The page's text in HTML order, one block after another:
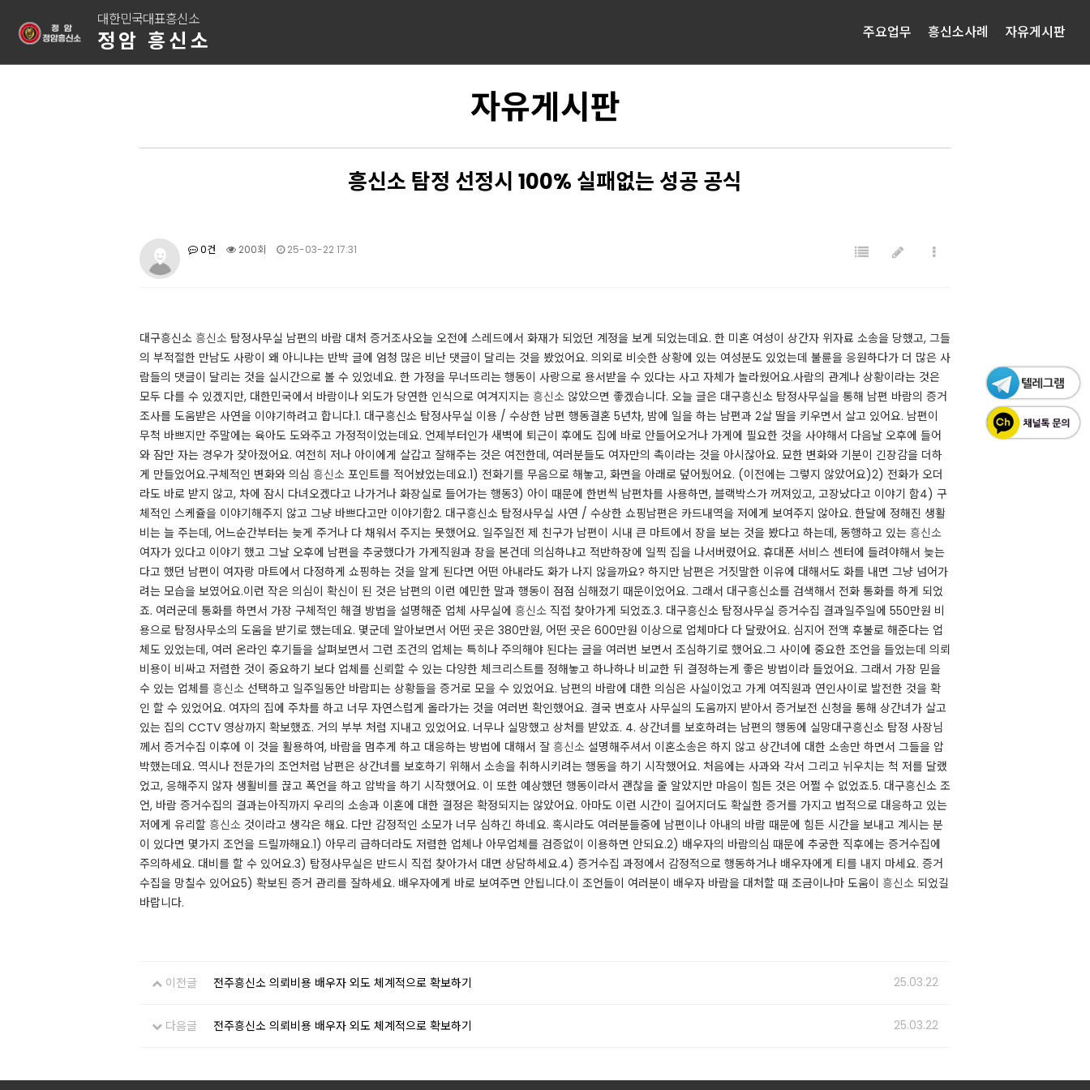
대한민국대표흥신소
정암 흥신소 주요업무 흥신소사례 자유게시판
자유게시판
흥신소 탐정 선정시 100% 실패없는 성공 공식
0건 200회 25-03-22 17:31
대구흥신소 흥신소 탐정사무실 남편의 바람 대처 증거조사오늘 오전에 스레드에서 화재가 되었던 계정을 보게 되었는데요. 한 미혼 여성이 상간자 위자료 소송을 당했고, 그들
의 부적절한 만남도 사랑이 왜 아니냐는 반박 글에 엄청 많은 비난 댓글이 달리는 것을 봤었어요. 의외로 비슷한 상황에 있는 여성분도 있었는데 불륜을 응원하다가 더 많은 사
람들의 댓글이 달리는 것을 실시간으로 볼 수 있었네요. 한 가정을 무너뜨리는 행동이 사랑으로 용서받을 수 있다는 사고 자체가 놀라웠어요.​사람의 관계나 상황이라는 것은
모두 다를 수 있겠지만, 대한민국에서 바람이나 외도가 당연한 인식으로 여겨지지는 흥신소 않았으면 좋겠습니다. 오늘 글은 대구흥신소 탐정사무실을 통해 남편 바람의 증거
조사를 도움받은 사연을 이야기하려고 합니다.​1. 대구흥신소 탐정사무실 이용 / 수상한 남편 행동결혼 5년차, 밤에 일을 하는 남편과 2살 딸을 키우면서 살고 있어요. 남편이
무척 바쁘지만 주말에는 육아도 도와주고 가정적이었는데요. 언제부터인가 새벽에 퇴근이 후에도 집에 바로 안들어오거나 가게에 필요한 것을 사야해서 다음날 오후에 들어
와 잠만 자는 경우가 잦아졌어요. 여전히 저나 아이에게 살갑고 잘해주는 것은 여전한데, 여러분들도 여자만의 촉이라는 것을 아시잖아요. 묘한 변화와 기분이 긴장감을 더하
게 만들었어요.​구체적인 변화와 의심 흥신소 포인트를 적어놨었는데요.​1) 전화기를 무음으로 해놓고, 화면을 아래로 덮어뒀어요. (이전에는 그렇지 않았어요)2) 전화가 오더
라도 바로 받지 않고, 차에 잠시 다녀오겠다고 나가거나 화장실로 들어가는 행동3) 아이 때문에 한번씩 남편차를 사용하면, 블랙박스가 꺼져있고, 고장났다고 이야기 함4) 구
체적인 스케쥴을 이야기해주지 않고 그냥 바쁘다고만 이야기함​2. 대구흥신소 탐정사무실 사연 / 수상한 쇼핑남편은 카드내역을 저에게 보여주지 않아요. 한달에 정해진 생활
비는 늘 주는데, 어느순간부터는 늦게 주거나 다 채워서 주지는 못했어요. 일주일전 제 친구가 남편이 시내 큰 마트에서 장을 보는 것을 봤다고 하는데, 동행하고 있는 흥신소
여자가 있다고 이야기 했고 그날 오후에 남편을 추궁했다가 가게직원과 장을 본건데 의심하냐고 적반하장에 일찍 집을 나서버렸어요. 휴대폰 서비스 센터에 들려야해서 늦는
다고 했던 남편이 여자랑 마트에서 다정하게 쇼핑하는 것을 알게 된다면 어떤 아내라도 화가 나지 않을까요? 하지만 남편은 거짓말한 이유에 대해서도 화를 내면 그냥 넘어가
려는 모습을 보였어요.​이런 작은 의심이 확신이 된 것은 남편의 이런 예민한 말과 행동이 점점 심해졌기 때문이었어요. 그래서 대구흥신소를 검색해서 전화 통화를 하게 되었
죠. 여러군데 통화를 하면서 가장 구체적인 해결 방법을 설명해준 업체 사무실에 흥신소 직접 찾아가게 되었죠.​3. 대구흥신소 탐정사무실 증거수집 결과일주일에 550만원 비
용으로 탐정사무소의 도움을 받기로 했는데요. 몇군데 알아보면서 어떤 곳은 380만원, 어떤 곳은 600만원 이상으로 업체마다 다 달랐어요. 심지어 전액 후불로 해준다는 업
체도 있었는데, 여러 온라인 후기들을 살펴보면서 그런 조건의 업체는 특히나 주의해야 된다는 글을 여러번 보면서 조심하기로 했어요.​그 사이에 중요한 조언을 들었는데 의뢰
비용이 비싸고 저렴한 것이 중요하기 보다 업체를 신뢰할 수 있는 다양한 체크리스트를 정해놓고 하나하나 비교한 뒤 결정하는게 좋은 방법이라 들었어요. 그래서 가장 믿을
수 있는 업체를 흥신소 선택하고 일주일동안 바람피는 상황들을 증거로 모을 수 있었어요. ​남편의 바람에 대한 의심은 사실이었고 가게 여직원과 연인사이로 발전한 것을 확
인 할 수 있었어요. 여자의 집에 주차를 하고 너무 자연스럽게 올라가는 것을 여러번 확인했어요. 결국 변호사 사무실의 도움까지 받아서 증거보전 신청을 통해 상간녀가 살고
있는 집의 CCTV 영상까지 확보했죠. 거의 부부 처럼 지내고 있었어요. 너무나 실망했고 상처를 받았죠. ​4. 상간녀를 보호하려는 남편의 행동에 실망대구흥신소 탐정 사장님
께서 증거수집 이후에 이 것을 활용하여, 바람을 멈추게 하고 대응하는 방법에 대해서 잘 흥신소 설명해주셔서 이혼소송은 하지 않고 상간녀에 대한 소송만 하면서 그들을 압
박했는데요. 역시나 전문가의 조언처럼 남편은 상간녀를 보호하기 위해서 소송을 취하시키려는 행동을 하기 시작했어요. ​처음에는 사과와 각서 그리고 뉘우치는 척 저를 달랬
었고, 응해주지 않자 생활비를 끊고 폭언을 하고 압박을 하기 시작했어요. 이 또한 예상했던 행동이라서 괜찮을 줄 알았지만 마음이 힘든 것은 어쩔 수 없었죠.​5. 대구흥신소 조
언, 바람 증거수집의 결과는​아직까지 우리의 소송과 이혼에 대한 결정은 확정되지는 않았어요. 아마도 이런 시간이 길어지더도 확실한 증거를 가지고 법적으로 대응하고 있는
저에게 유리할 흥신소 것이라고 생각은 해요. 다만 감정적인 소모가 너무 심하긴 하네요. 혹시라도 여러분들중에 남편이나 아내의 바람 때문에 힘든 시간을 보내고 계시는 분
이 있다면 몇가지 조언을 드릴까해요.​1) 아무리 급하더라도 저렴한 업체나 아무업체를 검증없이 이용하면 안되요.2) 배우자의 바람의심 때문에 추궁한 직후에는 증거수집에
주의하세요. 대비를 할 수 있어요.3) 탐정사무실은 반드시 직접 찾아가서 대면 상담하세요.4) 증거수집 과정에서 감정적으로 행동하거나 배우자에게 티를 내지 마세요. 증거
수집을 망칠수 있어요5) 확보된 증거 관리를 잘하세요. 배우자에게 바로 보여주면 안됩니다.​이 조언들이 여러분이 배우자 바람을 대처할 때 조금이나마 도움이 흥신소 되었길
바랍니다.​​
이전글 전주흥신소 의뢰비용 배우자 외도 체계적으로 확보하기 25.03.22
다음글 전주흥신소 의뢰비용 배우자 외도 체계적으로 확보하기 25.03.22